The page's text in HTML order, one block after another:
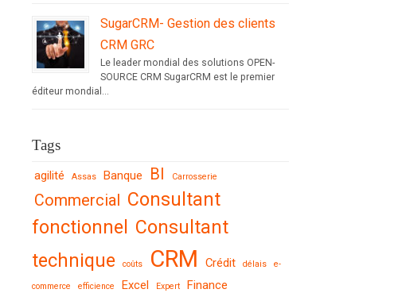
SugarCRM- Gestion des clients
CRM GRC
Le leader mondial des solutions OPEN-
SOURCE CRM SugarCRM est le premier
éditeur mondial...
Tags
agilité Assas Banque BI Carrosserie
Commercial
Consultant
fonctionnel Consultant
technique
coûts CRM Crédit délais e-
commerce efficience Excel Expert Finance